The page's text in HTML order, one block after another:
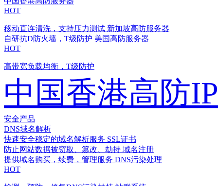
HOT
移动直连清洗，支持压力测试 新加坡高防服务器
自研抗D防火墙，T级防护 美国高防服务器
HOT
高带宽负载均衡，T级防护
中国香港高防IP
安全产品
DNS域名解析
快速安全稳定的域名解析服务 SSL证书
防止网站数据被窃取、篡改、劫持 域名注册
提供域名购买，续费，管理服务 DNS污染处理
HOT